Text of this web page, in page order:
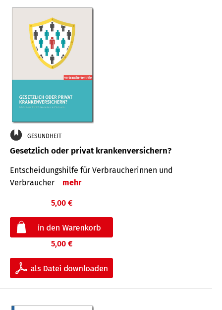
GESUNDHEIT
Gesetzlich oder privat krankenversichern?
Entscheidungshilfe für Verbraucherinnen und
Verbraucher
mehr
5,00 €
5,00 €